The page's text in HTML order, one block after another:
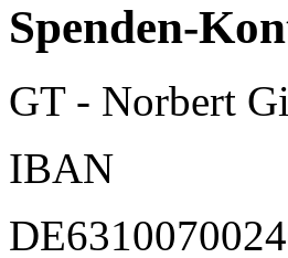
Spenden-
GT - Norbert
IBAN